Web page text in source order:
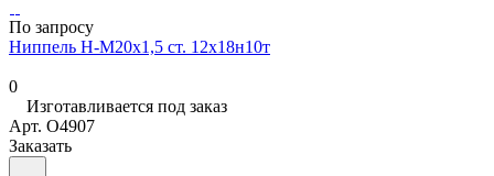
По запросу
Ниппель Н-М20х1,5 ст. 12х18н10т
0
Изготавливается под заказ
Арт. O4907
Заказать